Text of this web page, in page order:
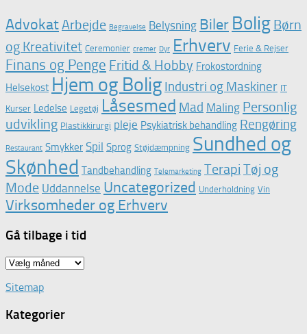
AdvokatArbejde Begravelse Belysning Biler Bolig Børn
og Kreativitet Ceremonier cremer Dyr Erhverv Ferie & Rejser
Finans og Penge Fritid & Hobby Frokostordning
Helsekost Hjem og Bolig Industri og Maskiner IT
Kurser Ledelse Legetøj Låsesmed Mad Maling Personlig
udvikling Plastikkirurgi pleje Psykiatrisk behandling Rengøring
Restaurant Smykker Spil Sprog Støjdæmpning Sundhed og
Skønhed Tandbehandling Telemarketing Terapi Tøj og
Mode Uddannelse Uncategorized Underholdning Vin
Virksomheder og Erhverv
Gå tilbage i tid
Gå
iSitemap
Kategorier